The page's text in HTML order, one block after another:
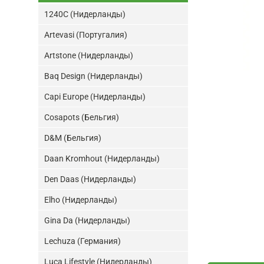
1240C (Нидерланды)
Artevasi (Португалия)
Artstone (Нидерланды)
Baq Design (Нидерланды)
Capi Europe (Нидерланды)
Cosapots (Бельгия)
D&M (Бельгия)
Daan Kromhout (Нидерланды)
Den Daas (Нидерланды)
Elho (Нидерланды)
Gina Da (Нидерланды)
Lechuza (Германия)
Luca Lifestyle (Нидерланды)